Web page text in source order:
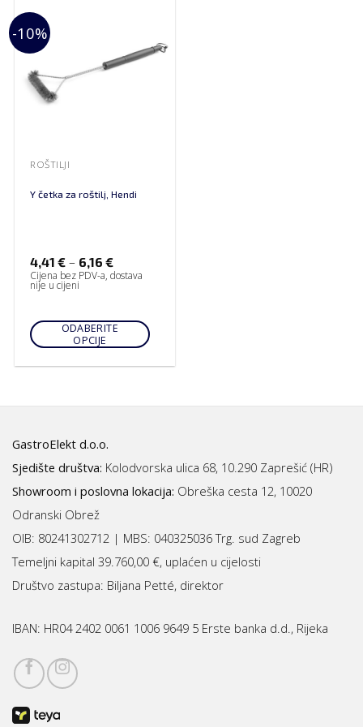
-10%
ROŠTILJI
Y četka za roštilj, Hendi
4,41 €– 6,16 €
Cijena bez PDV-a, dostava
nije u cijeni
ODABERITE
OPCIJE
GastroElekt d.o.o.
Sjedište društva: Kolodvorska ulica 68, 10.290 Zaprešić (HR)
Showroom i poslovna lokacija: Obreška cesta 12, 10020
Odranski Obrež
OIB: 80241302712 | MBS: 040325036 Trg. sud Zagreb
Temeljni kapital 39.760,00 €, uplaćen u cijelosti
Društvo zastupa: Biljana Petté, direktor
IBAN: HR04 2402 0061 1006 9649 5 Erste banka d.d., Rijeka